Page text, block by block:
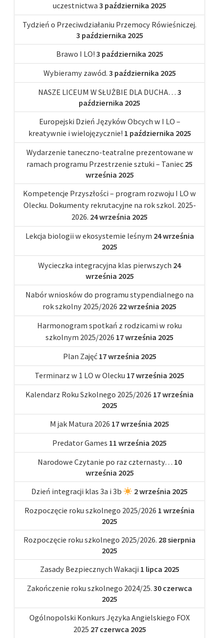
uczestnictwa 3 października 2025
Tydzień o Przeciwdziałaniu Przemocy Rówieśniczej.
3 października 2025
Brawo I LO! 3 października 2025
Wybieramy zawód. 3 października 2025
NASZE LICEUM W SŁUŻBIE DLA DUCHA… 3
października 2025
Europejski Dzień Języków Obcych w I LO –
kreatywnie i wielojęzycznie! 1 października 2025
Wydarzenie taneczno-teatralne prezentowane w
ramach programu Przestrzenie sztuki – Taniec 25
września 2025
Kompetencje Przyszłości – program rozwoju I LO w
Olecku. Dokumenty rekrutacyjne na rok szkol. 2025-
2026. 24 września 2025
Lekcja biologii w ekosystemie leśnym 24 września
2025
Wycieczka integracyjna klas pierwszych 24
września 2025
Nabór wniosków do programu stypendialnego na
rok szkolny 2025/2026 22 września 2025
Harmonogram spotkań z rodzicami w roku
szkolnym 2025/2026 17 września 2025
Plan Zajęć 17 września 2025
Terminarz w 1 LO w Olecku 17 września 2025
Kalendarz Roku Szkolnego 2025/2026 17 września
2025
M jak Matura 2026 17 września 2025
Predator Games 11 września 2025
Narodowe Czytanie po raz czternasty… 10
września 2025
Dzień integracji klas 3a i 3b
2 września 2025
Rozpoczęcie roku szkolnego 2025/2026 1 września
2025
Rozpoczęcie roku szkolnego 2025/2026. 28 sierpnia
2025
Zasady Bezpiecznych Wakacji 1 lipca 2025
Zakończenie roku szkolnego 2024/25. 30 czerwca
2025
Ogólnopolski Konkurs Języka Angielskiego FOX
2025 27 czerwca 2025